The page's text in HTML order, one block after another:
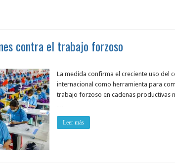
contra el trabajo forzoso
La medida confirma el creciente uso del
internacional como herramienta para
trabajo forzoso en cadenas productivas
…
Leer más